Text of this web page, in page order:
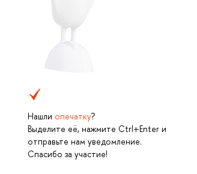
Нашли опечатку?
Выделите её, нажмите Ctrl+Enter и
отправьте нам уведомление.
Спасибо за участие!